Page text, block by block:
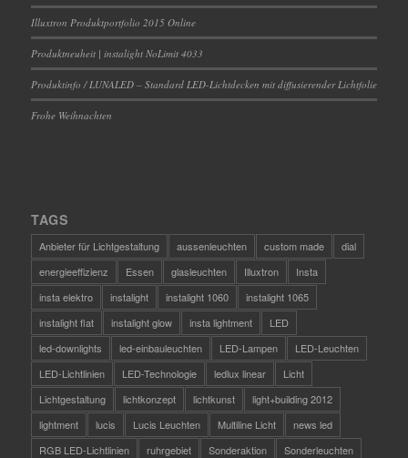
Illuxtron Produktportfolio 2015 Online
Produktneuheit | instalight NoLimit 4033
Produktinfo / LUNALED – Standard LED-Lichtdecken mit diffusierender Lichtfolie
Frohe Weihnachten
TAGS
Anbieter für Lichtgestaltung aussenleuchten custom made
dial
energieeffizienz
Essen glasleuchten Illuxtron
Insta
insta elektro
instalight instalight 1060
instalight 1065
instalight flat
instalight glow insta lightment
LED
led-downlights
led-einbauleuchten LED-Lampen
LED-Leuchten
LED-Lichtlinien
LED-Technologie ledlux linear
Licht
Lichtgestaltung
lichtkonzept lichtkunst
light+building 2012
lightment
lucis Lucis Leuchten Multiline Licht
news led
RGB LED-Lichtlinien
ruhrgebiet Sonderaktion
Sonderleuchten